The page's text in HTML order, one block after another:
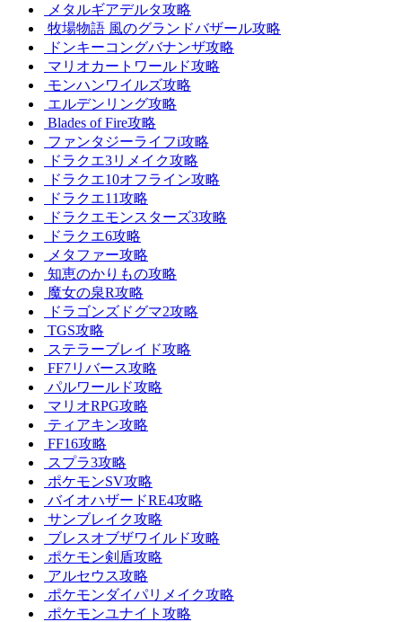
メタルギアデルタ攻略
牧場物語 風のグランドバザール攻略
ドンキーコングバナンザ攻略
マリオカートワールド攻略
モンハンワイルズ攻略
エルデンリング攻略
Blades of Fire攻略
ファンタジーライフi攻略
ドラクエ3リメイク攻略
ドラクエ10オフライン攻略
ドラクエ11攻略
ドラクエモンスターズ3攻略
ドラクエ6攻略
メタファー攻略
知恵のかりもの攻略
魔女の泉R攻略
ドラゴンズドグマ2攻略
TGS攻略
ステラーブレイド攻略
FF7リバース攻略
パルワールド攻略
マリオRPG攻略
ティアキン攻略
FF16攻略
スプラ3攻略
ポケモンSV攻略
バイオハザードRE4攻略
サンブレイク攻略
ブレスオブザワイルド攻略
ポケモン剣盾攻略
アルセウス攻略
ポケモンダイパリメイク攻略
ポケモンユナイト攻略